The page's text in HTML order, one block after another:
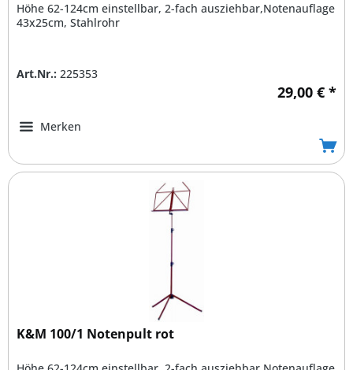
Höhe 62-124cm einstellbar, 2-fach ausziehbar,Notenauflage
43x25cm, Stahlrohr
Art.Nr.: 225353
29,00 € *
Merken
K&M 100/1 Notenpult rot